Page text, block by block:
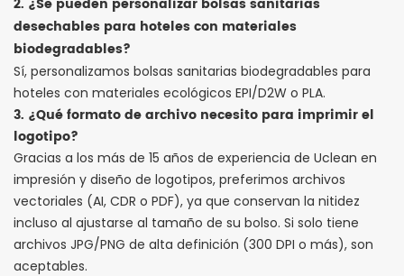
desechables para hoteles con materiales
biodegradables?
Sí, personalizamos bolsas sanitarias biodegradables para
hoteles con materiales ecológicos EPI/D2W o PLA.
3. ¿Qué formato de archivo necesito para imprimir el
logotipo?
Gracias a los más de 15 años de experiencia de Uclean en
impresión y diseño de logotipos, preferimos archivos
vectoriales (AI, CDR o PDF), ya que conservan la nitidez
incluso al ajustarse al tamaño de su bolso. Si solo tiene
archivos JPG/PNG de alta definición (300 DPI o más), son
aceptables.